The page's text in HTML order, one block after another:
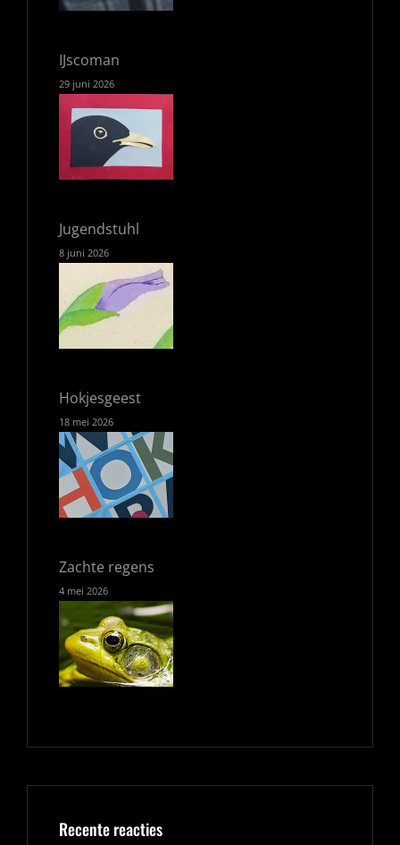
IJscoman
29 juni 2026
Jugendstuhl
8 juni 2026
Hokjesgeest
18 mei 2026
Zachte regens
4 mei 2026
Recente reacties